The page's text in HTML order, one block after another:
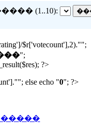
(1..10):
$r['votecount'],2)."";
";
?>
else echo "0"; ?>